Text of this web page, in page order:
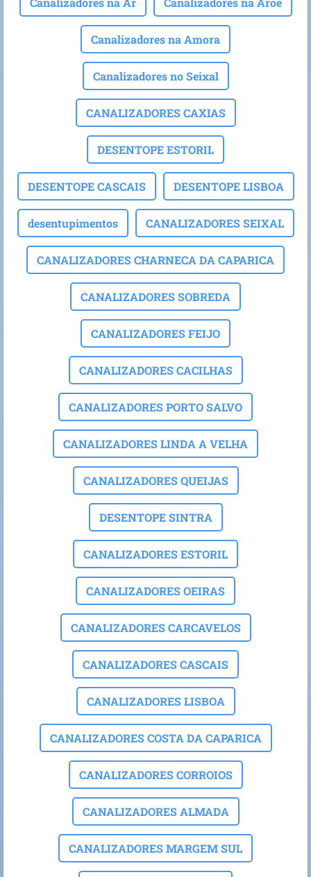
Canalizadores na Amora
Canalizadores no Seixal
CANALIZADORES CAXIAS
DESENTOPE ESTORIL
DESENTOPE CASCAIS DESENTOPE LISBOA
desentupimentos CANALIZADORES SEIXAL
CANALIZADORES CHARNECA DA CAPARICA
CANALIZADORES SOBREDA
CANALIZADORES FEIJO
CANALIZADORES CACILHAS
CANALIZADORES PORTO SALVO
CANALIZADORES LINDA A VELHA
CANALIZADORES QUEIJAS
DESENTOPE SINTRA
CANALIZADORES ESTORIL
CANALIZADORES OEIRAS
CANALIZADORES CARCAVELOS
CANALIZADORES CASCAIS
CANALIZADORES LISBOA
CANALIZADORES COSTA DA CAPARICA
CANALIZADORES CORROIOS
CANALIZADORES ALMADA
CANALIZADORES MARGEM SUL